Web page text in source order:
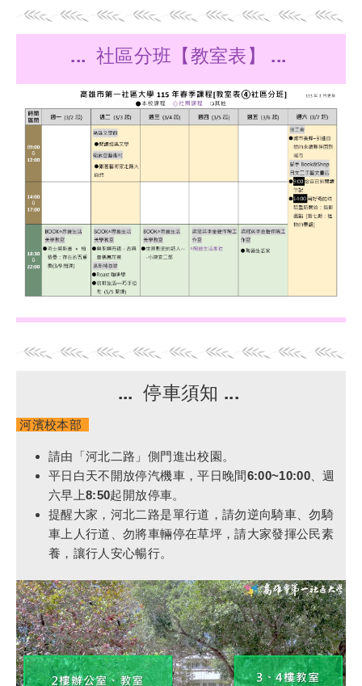
... 社區分班【教室表】 ...
... 停車須知 ...
河濱校本部
請由「河北二路」側門進出校園。
平日白天不開放停汽機車，平日晚間6:00~10:00、週
六早上8:50起開放停車。
提醒大家，河北二路是單行道，請勿逆向騎車、勿騎
車上人行道、勿將車輛停在草坪，請大家發揮公民素
養，讓行人安心暢行。